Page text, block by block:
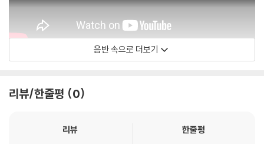
음반 속으로 더보기
리뷰/한줄평 0
리뷰
한줄평